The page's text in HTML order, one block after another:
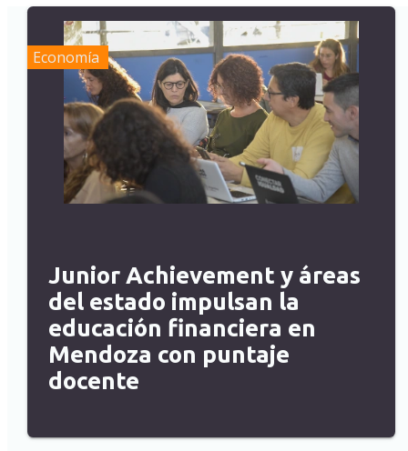
Economía
Junior Achievement y áreas
del estado impulsan la
educación financiera en
Mendoza con puntaje
docente